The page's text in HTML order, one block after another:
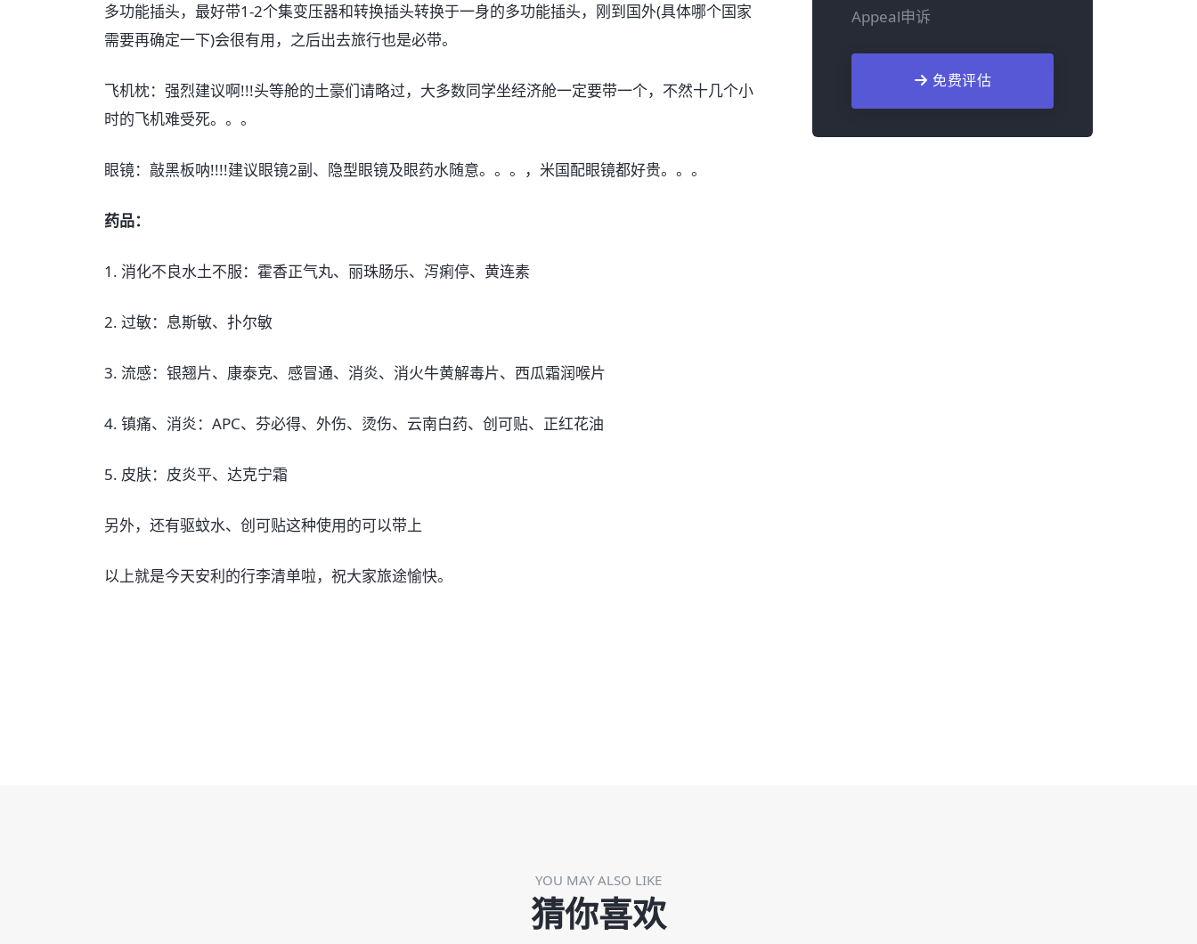
多功能插头，最好带1-2个集变压器和转换插头转换于一身的多功能插头，刚到国外(具体哪个国家
需要再确定一下)会很有用，之后出去旅行也是必带。
飞机枕：强烈建议啊!!!头等舱的土豪们请略过，大多数同学坐经济舱一定要带一个，不然十几个小
时的飞机难受死。。。
眼镜：敲黑板呐!!!!建议眼镜2副、隐型眼镜及眼药水随意。。。，米国配眼镜都好贵。。。
药品：
1. 消化不良水土不服：霍香正气丸、丽珠肠乐、泻痢停、黄连素
2. 过敏：息斯敏、扑尔敏
3. 流感：银翘片、康泰克、感冒通、消炎、消火牛黄解毒片、西瓜霜润喉片
4. 镇痛、消炎：APC、芬必得、外伤、烫伤、云南白药、创可贴、正红花油
5. 皮肤：皮炎平、达克宁霜
另外，还有驱蚊水、创可贴这种使用的可以带上
以上就是今天安利的行李清单啦，祝大家旅途愉快。
Appeal申诉
免费评估
YOU MAY ALSO LIKE
猜你喜欢